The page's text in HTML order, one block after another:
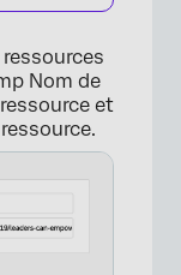
×
Nom de
et